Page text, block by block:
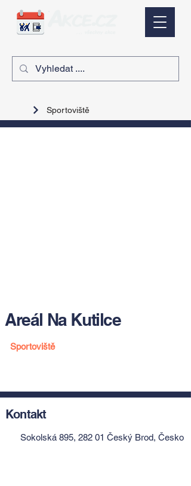
Sportoviště
Areál Na Kutilce
Sportoviště
Kontakt
Sokolská 895, 282 01 Český Brod, Česko